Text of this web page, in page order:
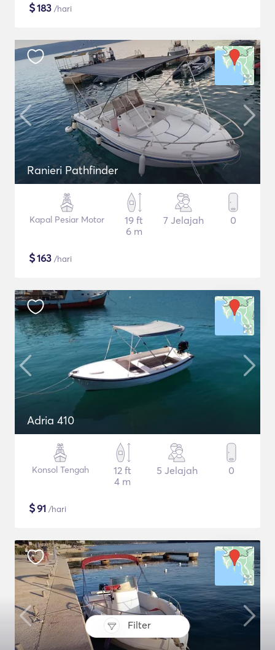
Filter
$183 /hari
Ranieri Pathfinder
Kapal Pesiar Motor
19 ft
6 m
7 Jelajah 0
$163 /hari
Adria 410
Konsol Tengah
12 ft
4 m
5 Jelajah 0
$91 /hari